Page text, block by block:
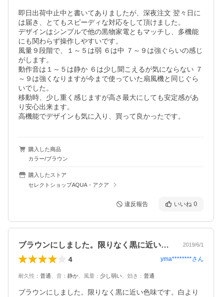
即日出荷中止中と書いてありましたが、深夜注文 翌々日に
は届き、とてもスピーディな対応をして頂けました。
デザインはシンプルで他の黒物家電ともマッチし、多機能
にも関わらず操作しやすいです。
風量９段階で、１～５は弱 ６は中 ７～９は強ぐらいの感じ
がします。
動作音は１～５は静か ６は少し聞こえるが気にならない ７
～９は強くなりますが今まで使っていた扇風機と同じぐら
いでした。
移動時、少し重く感じますが高さ最大にしても安定感があ
り安心出来ます。
高機能でデザインも気に入り、買って良かったです。
購入した商品
カラー/ブラウン
購入したストア
セレクトショップAQUA・アクア
違反報告 いいね 0
ブラウンにしました。限りなく黒に近い色… 2019/6/1
4 yma********さん
耐久性 ： 普通 音 ： 静か 風量 ： 少し弱い 効き ： 普通
ブラウンにしました。限りなく黒に近い色味です。白より